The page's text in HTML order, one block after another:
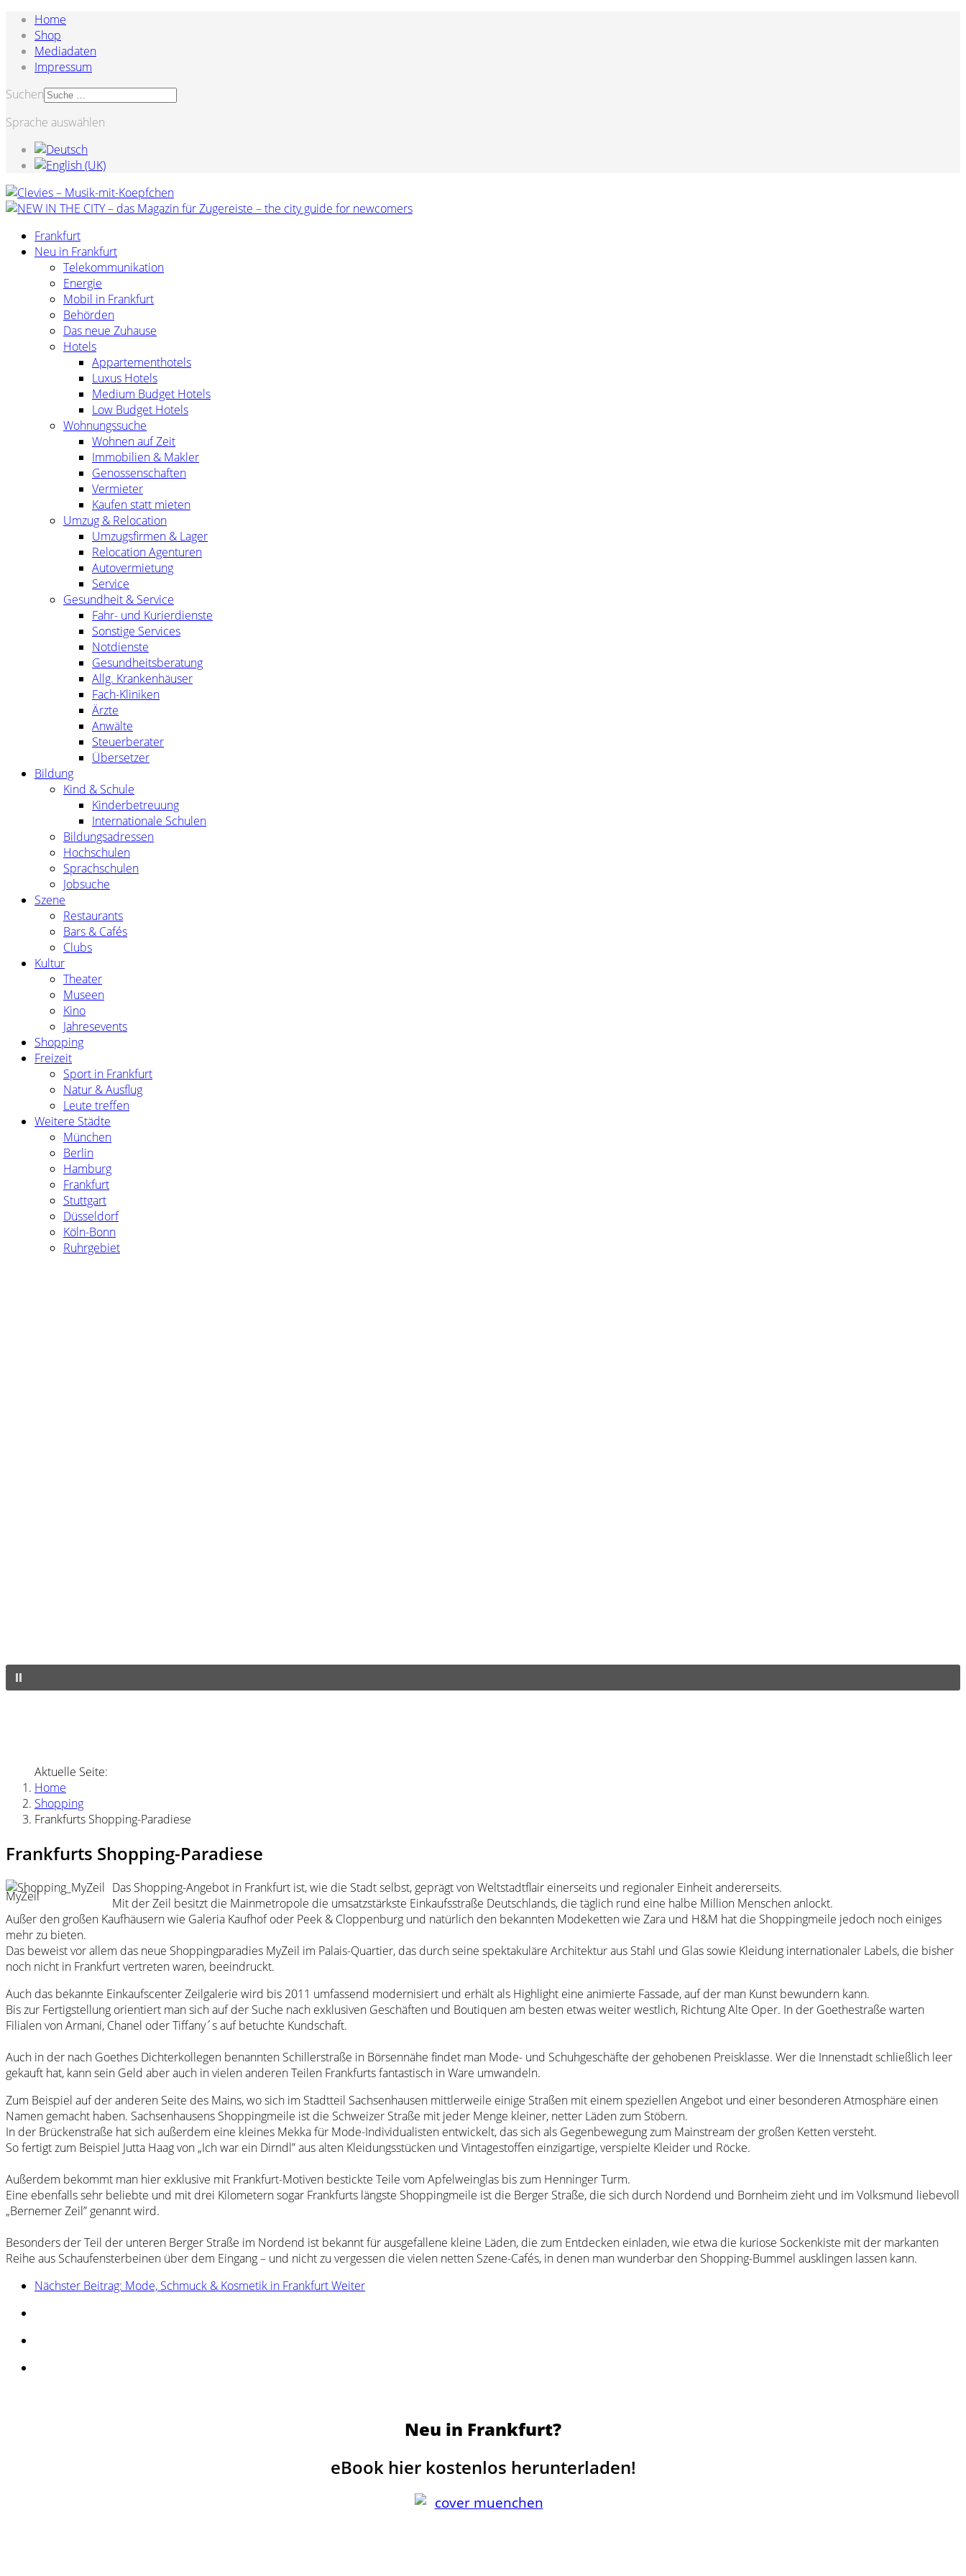
Home
Shop
Mediadaten
Impressum
Suchen
Sprache auswählen
Frankfurt
Neu in Frankfurt
Telekommunikation
Energie
Mobil in Frankfurt
Behörden
Das neue Zuhause
Hotels
Appartementhotels
Luxus Hotels
Medium Budget Hotels
Low Budget Hotels
Wohnungssuche
Wohnen auf Zeit
Immobilien & Makler
Genossenschaften
Vermieter
Kaufen statt mieten
Umzug & Relocation
Umzugsfirmen & Lager
Relocation Agenturen
Autovermietung
Service
Gesundheit & Service
Fahr- und Kurierdienste
Sonstige Services
Notdienste
Gesundheitsberatung
Allg. Krankenhäuser
Fach-Kliniken
Ärzte
Anwälte
Steuerberater
Übersetzer
Bildung
Kind & Schule
Kinderbetreuung
Internationale Schulen
Bildungsadressen
Hochschulen
Sprachschulen
Jobsuche
Szene
Restaurants
Bars & Cafés
Clubs
Kultur
Theater
Museen
Kino
Jahresevents
Shopping
Freizeit
Sport in Frankfurt
Natur & Ausflug
Leute treffen
Weitere Städte
München
Berlin
Hamburg
Frankfurt
Stuttgart
Düsseldorf
Köln-Bonn
Ruhrgebiet
Aktuelle Seite:
Home
Shopping
Frankfurts Shopping-Paradiese
Frankfurts Shopping-Paradiese
MyZeil
Das Shopping-Angebot in Frankfurt ist, wie die Stadt selbst, geprägt von Weltstadtflair einerseits und regionaler Einheit andererseits.
Mit der Zeil besitzt die Mainmetropole die umsatzstärkste Einkaufsstraße Deutschlands, die täglich rund eine halbe Million Menschen anlockt.
Außer den großen Kaufhäusern wie Galeria Kaufhof oder Peek & Cloppenburg und natürlich den bekannten Modeketten wie Zara und H&M hat die Shoppingmeile jedoch noch einiges
mehr zu bieten.
Das beweist vor allem das neue Shoppingparadies MyZeil im Palais-Quartier, das durch seine spektakuläre Architektur aus Stahl und Glas sowie Kleidung internationaler Labels, die bisher
noch nicht in Frankfurt vertreten waren, beeindruckt.
Auch das bekannte Einkaufscenter Zeilgalerie wird bis 2011 umfassend modernisiert und erhält als Highlight eine animierte Fassade, auf der man Kunst bewundern kann.
Bis zur Fertigstellung orientiert man sich auf der Suche nach exklusiven Geschäften und Boutiquen am besten etwas weiter westlich, Richtung Alte Oper. In der Goethestraße warten
Filialen von Armani, Chanel oder Tiffany´s auf betuchte Kundschaft.
Auch in der nach Goethes Dichterkollegen benannten Schillerstraße in Börsennähe findet man Mode- und Schuhgeschäfte der gehobenen Preisklasse. Wer die Innenstadt schließlich leer
gekauft hat, kann sein Geld aber auch in vielen anderen Teilen Frankfurts fantastisch in Ware umwandeln.
Zum Beispiel auf der anderen Seite des Mains, wo sich im Stadtteil Sachsenhausen mittlerweile einige Straßen mit einem speziellen Angebot und einer besonderen Atmosphäre einen
Namen gemacht haben. Sachsenhausens Shoppingmeile ist die Schweizer Straße mit jeder Menge kleiner, netter Läden zum Stöbern.
In der Brückenstraße hat sich außerdem eine kleines Mekka für Mode-Individualisten entwickelt, das sich als Gegenbewegung zum Mainstream der großen Ketten versteht.
So fertigt zum Beispiel Jutta Haag von „Ich war ein Dirndl” aus alten Kleidungsstücken und Vintagestoffen einzigartige, verspielte Kleider und Röcke.
Außerdem bekommt man hier exklusive mit Frankfurt-Motiven bestickte Teile vom Apfelweinglas bis zum Henninger Turm.
Eine ebenfalls sehr beliebte und mit drei Kilometern sogar Frankfurts längste Shoppingmeile ist die Berger Straße, die sich durch Nordend und Bornheim zieht und im Volksmund liebevoll
„Bernemer Zeil” genannt wird.
Besonders der Teil der unteren Berger Straße im Nordend ist bekannt für ausgefallene kleine Läden, die zum Entdecken einladen, wie etwa die kuriose Sockenkiste mit der markanten
Reihe aus Schaufensterbeinen über dem Eingang – und nicht zu vergessen die vielen netten Szene-Cafés, in denen man wunderbar den Shopping-Bummel ausklingen lassen kann.
Nächster Beitrag: Mode, Schmuck & Kosmetik in FrankfurtWeiter
Neu in Frankfurt?
eBook hier kostenlos herunterladen!